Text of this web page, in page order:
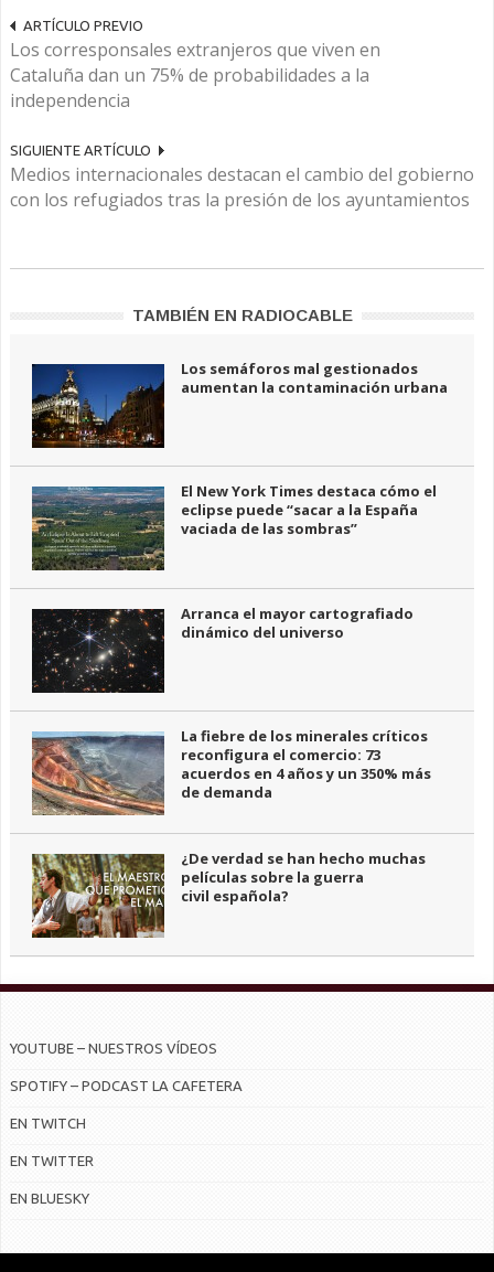
ARTÍCULO PREVIO
Los corresponsales extranjeros que viven en
Cataluña dan un 75% de probabilidades a la
independencia
SIGUIENTE ARTÍCULO
Medios internacionales destacan el cambio del gobierno
con los refugiados tras la presión de los ayuntamientos
TAMBIÉN EN RADIOCABLE
Los semáforos mal gestionados
aumentan la contaminación urbana
El New York Times destaca cómo el
eclipse puede “sacar a la España
vaciada de las sombras”
Arranca el mayor cartografiado
dinámico del universo
La fiebre de los minerales críticos
reconfigura el comercio: 73
acuerdos en 4 años y un 350% más
de demanda
¿De verdad se han hecho muchas
películas sobre la guerra
civil española?
YOUTUBE – NUESTROS VÍDEOS
SPOTIFY – PODCAST LA CAFETERA
EN TWITCH
EN TWITTER
EN BLUESKY